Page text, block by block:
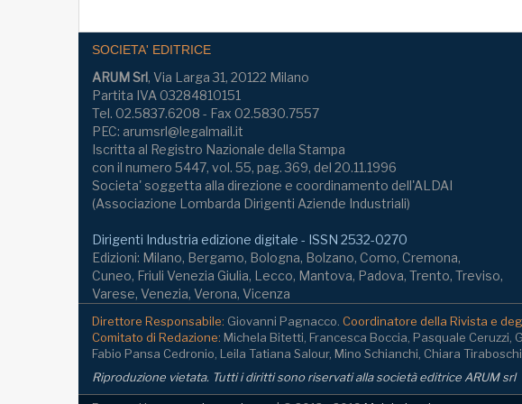
SOCIETA' EDITRICE
ARUM Srl, Via Larga 31, 20122 Milano
Partita IVA 03284810151
Tel. 02.5837.6208 - Fax 02.5830.7557
PEC: arumsrl@legalmail.it
Iscritta al Registro Nazionale della Stampa
con il numero 5447, vol. 55, pag. 369, del 20.11.1996
Societa' soggetta alla direzione e coordinamento dell'ALDAI
(Associazione Lombarda Dirigenti Aziende Industriali)
Dirigenti Industria edizione digitale - ISSN 2532-0270
Edizioni: Milano, Bergamo, Bologna, Bolzano, Como, Cremona,
Cuneo, Friuli Venezia Giulia, Lecco, Mantova, Padova, Trento, Treviso,
Varese, Venezia, Verona, Vicenza
Direttore Responsabile: Giovanni Pagnacco. Coordinatore della Rivista e
Comitato di Redazione: Michela Bitetti, Francesca Boccia, Pasquale Ceruzzi,
Fabio Pansa Cedronio, Leila Tatiana Salour, Mino Schianchi, Chiara Tiraboschi.
Riproduzione vietata. Tutti i diritti sono riservati alla società editrice ARUM srl